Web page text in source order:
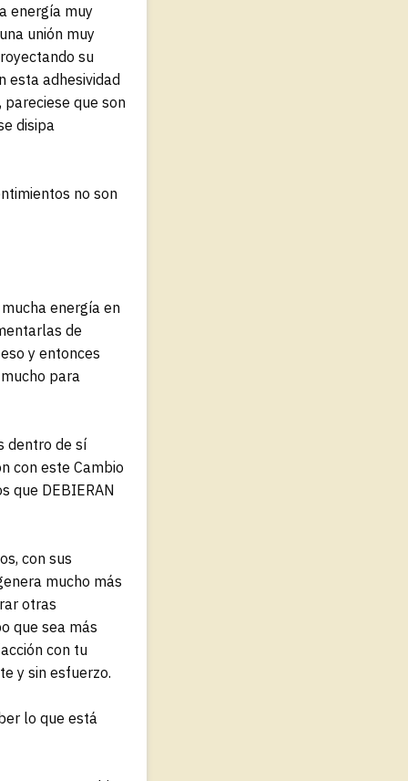
energía muy
unión muy
su
esta adhesividad
que son
disipa
no son
energía en
de
y entonces
para
dentro de sí
con este Cambio
que DEBIERAN
con sus
mucho más
otras
que sea más
con tu
y sin esfuerzo.
lo que está